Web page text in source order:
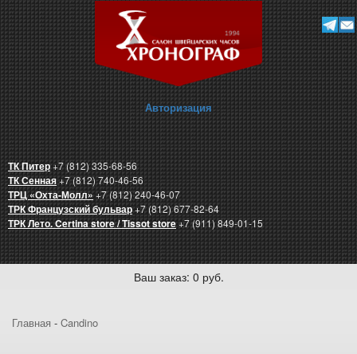
Авторизация
ТК Питер+7 (812) 335-68-56
ТК Сенная+7 (812) 740-46-56
ТРЦ «Охта-Молл»+7 (812) 240-46-07
ТРК Французский бульвар+7 (812) 677-82-64
ТРК Лето. Certina store / Tissot store+7 (911) 849-01-15
Ваш заказ: 0 руб.
Главная - Candino